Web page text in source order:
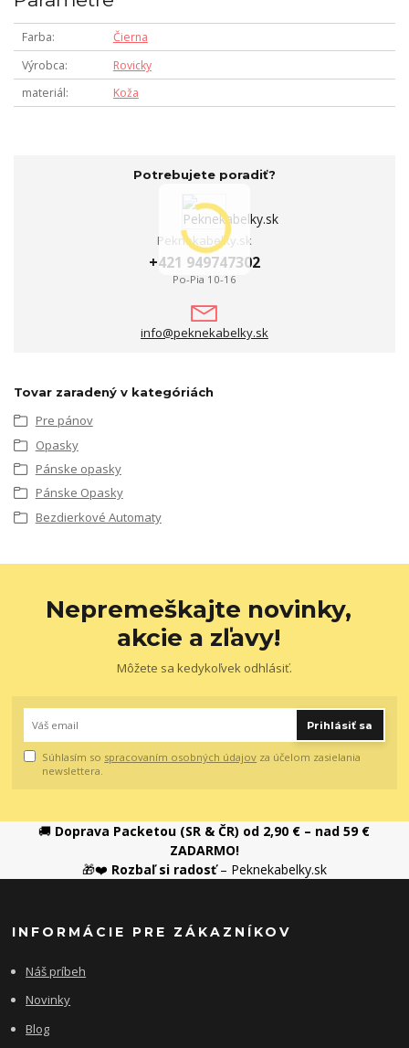
Farba
Čierna
Výrobca
Rovicky
materiál
Koža
Potrebujete poradiť?
Peknekabelky.sk
+421 949747302
Po-Pia 10-16
info@peknekabelky.sk
Tovar zaradený v kategóriách
Pre pánov
Opasky
Pánske opasky
Pánske Opasky
Bezdierkové Automaty
Nepremeškajte novinky,
akcie a zľavy!
Môžete sa kedykoľvek odhlásiť.
Prihlásiť sa
Súhlasím so spracovaním osobných údajov za účelom zasielania
newslettera.
🚚 Doprava Packetou (SR & ČR) od 2,90 € – nad 59 €
ZADARMO!
🎁❤️ Rozbaľ si radosť– Peknekabelky.sk
INFORMÁCIE PRE ZÁKAZNÍKOV
Náš príbeh
Novinky
Blog